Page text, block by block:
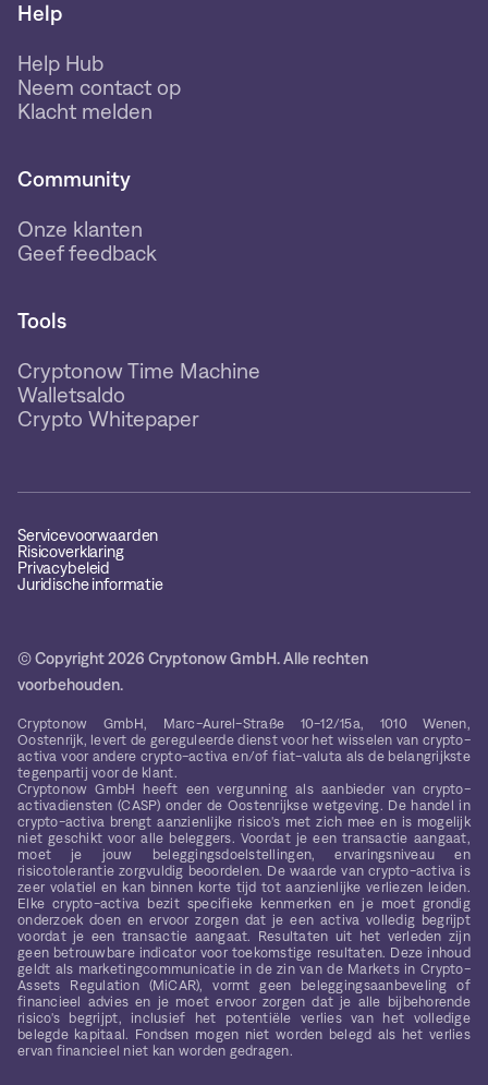
Help
Help Hub
Neem contact op
Klacht melden
Community
Onze klanten
Geef feedback
Tools
Cryptonow Time Machine
Walletsaldo
Crypto Whitepaper
Servicevoorwaarden
Risicoverklaring
Privacybeleid
Juridische informatie
© Copyright 2026 Cryptonow GmbH. Alle rechten
voorbehouden.
Cryptonow GmbH, Marc-Aurel-Straße 10-12/15a, 1010 Wenen,
Oostenrijk, levert de gereguleerde dienst voor het wisselen van crypto-
activa voor andere crypto-activa en/of fiat-valuta als de belangrijkste
tegenpartij voor de klant.
Cryptonow GmbH heeft een vergunning als aanbieder van crypto-
activadiensten (CASP) onder de Oostenrijkse wetgeving. De handel in
crypto-activa brengt aanzienlijke risico's met zich mee en is mogelijk
niet geschikt voor alle beleggers. Voordat je een transactie aangaat,
moet je jouw beleggingsdoelstellingen, ervaringsniveau en
risicotolerantie zorgvuldig beoordelen. De waarde van crypto-activa is
zeer volatiel en kan binnen korte tijd tot aanzienlijke verliezen leiden.
Elke crypto-activa bezit specifieke kenmerken en je moet grondig
onderzoek doen en ervoor zorgen dat je een activa volledig begrijpt
voordat je een transactie aangaat. Resultaten uit het verleden zijn
geen betrouwbare indicator voor toekomstige resultaten. Deze inhoud
geldt als marketingcommunicatie in de zin van de Markets in Crypto-
Assets Regulation (MiCAR), vormt geen beleggingsaanbeveling of
financieel advies en je moet ervoor zorgen dat je alle bijbehorende
risico's begrijpt, inclusief het potentiële verlies van het volledige
belegde kapitaal. Fondsen mogen niet worden belegd als het verlies
ervan financieel niet kan worden gedragen.